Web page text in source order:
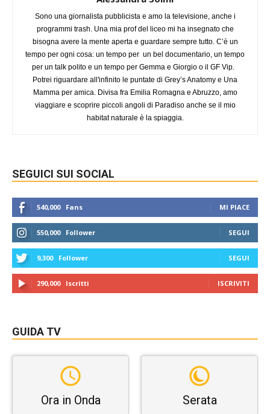
Sono una giornalista pubblicista e amo la televisione, anche i
programmi trash. Una mia prof del liceo mi ha insegnato che
bisogna avere la mente aperta e guardare sempre tutto. C’è un
tempo per ogni cosa: un tempo per un bel documentario, un tempo
per un talk polito e un tempo per Gemma e Giorgio o il GF Vip.
Potrei riguardare all'infinito le puntate di Grey’s Anatomy e Una
Mamma per amica. Divisa fra Emilia Romagna e Abruzzo, amo
viaggiare e scoprire piccoli angoli di Paradiso anche se il mio
habitat naturale è la spiaggia.
SEGUICI SUI SOCIAL
540,000 Fans MI PIACE
550,000 Follower SEGUI
9,300 Follower SEGUI
290,000 Iscritti ISCRIVITI
GUIDA TV
Ora in Onda Serata